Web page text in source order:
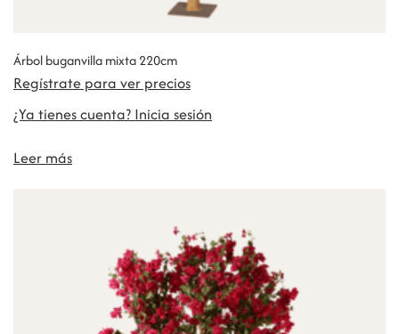
Árbol buganvilla mixta 220cm
Regístrate para ver precios
¿Ya tienes cuenta? Inicia sesión
Leer más